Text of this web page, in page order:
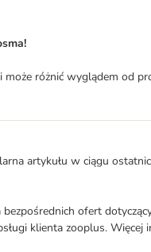
różnić wyglądem od
artykułu w ciągu
ofert
klienta zooplus. Więcej